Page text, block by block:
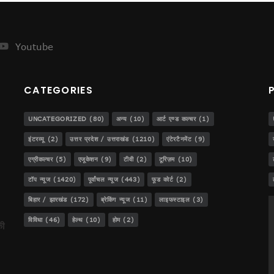
बनना!
!
Youtube
CATEGORIES
UNCATEGORIZED (80) अन्य (10) आर्ट एण्ड कल्चर(1)
इंटरव्यू (2) उत्तर प्रदेश / उत्तराखंड (1210) एंटेरटैनमेंट (9)
एग्रीकल्चर(5) एजूकेशन (9) टीवी(2) टूरिज़म (10)
टॉप न्यूज(1420) पूर्वांचल न्यूज(443) फूड कोर्ट (2)
बिहार / झारखंड (172) ब्रेकिंग न्यूज(11) लाइफस्टाइल (3)
विविधा(46) हेल्थ (10) होम(2)